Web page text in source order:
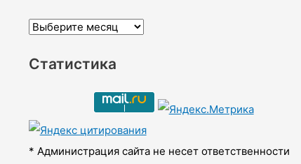
А
х
ы
Статистика
* Администрация сайта не несет ответственности